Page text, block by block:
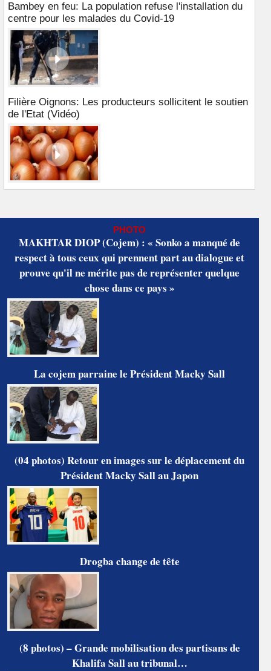
Bambey en feu: La population refuse l'installation du
centre pour les malades du Covid-19
Filière Oignons: Les producteurs sollicitent le soutien
de l'Etat (Vidéo)
PHOTO
MAKHTAR DIOP (Cojem) : « Sonko a manqué de
respect à tous ceux qui prennent part au dialogue et
prouve qu'il ne mérite pas de représenter quelque
chose dans ce pays »
La cojem parraine le Président Macky Sall
(04 photos) Retour en images sur le déplacement du
Président Macky Sall au Japon
Drogba change de tête
(8 photos) – Grande mobilisation des partisans de
Khalifa Sall au tribunal…